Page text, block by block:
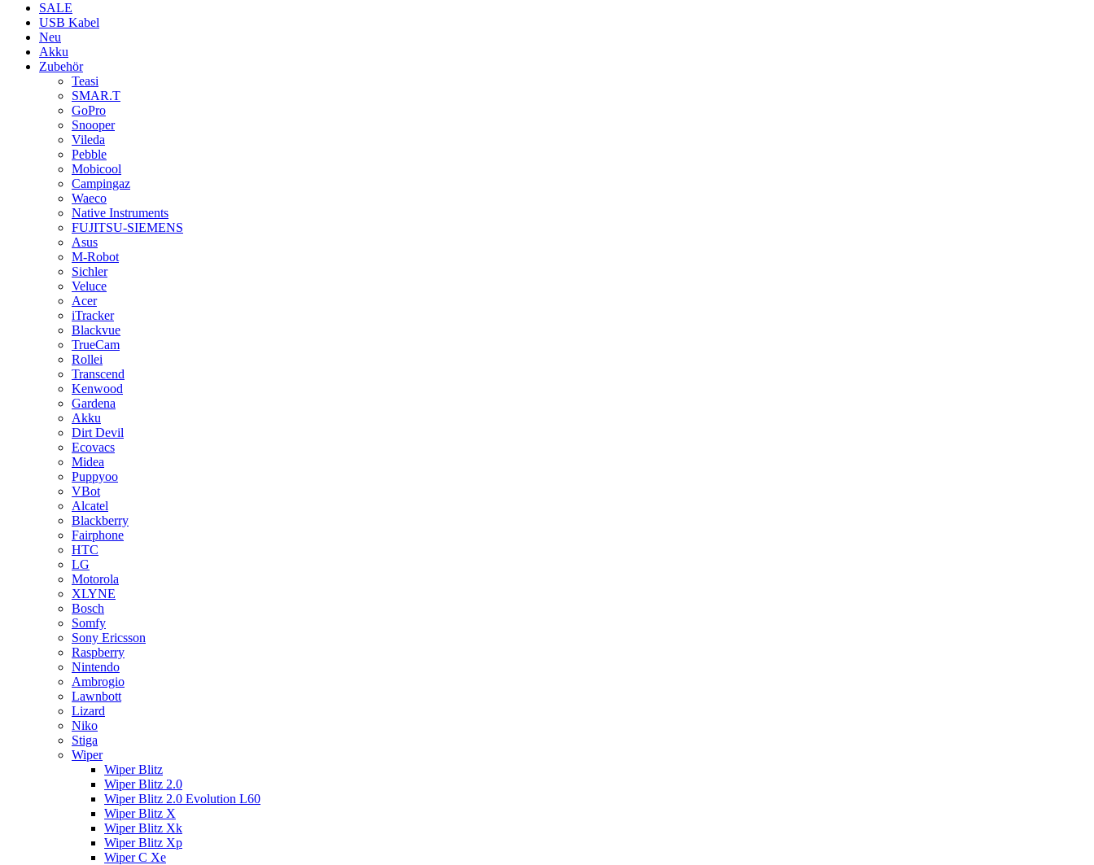
SALE
USB Kabel
Neu
Akku
Zubehör
Teasi
SMAR.T
GoPro
Snooper
Vileda
Pebble
Mobicool
Campingaz
Waeco
Native Instruments
FUJITSU-SIEMENS
Asus
M-Robot
Sichler
Veluce
Acer
iTracker
Blackvue
TrueCam
Rollei
Transcend
Kenwood
Gardena
Akku
Dirt Devil
Ecovacs
Midea
Puppyoo
VBot
Alcatel
Blackberry
Fairphone
HTC
LG
Motorola
XLYNE
Bosch
Somfy
Sony Ericsson
Raspberry
Nintendo
Ambrogio
Lawnbott
Lizard
Niko
Stiga
Wiper
Wiper Blitz
Wiper Blitz 2.0
Wiper Blitz 2.0 Evolution L60
Wiper Blitz X
Wiper Blitz Xk
Wiper Blitz Xp
Wiper C Xe